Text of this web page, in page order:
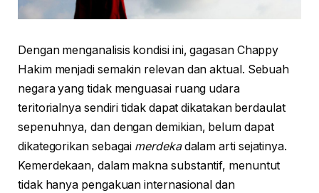
Dengan menganalisis kondisi ini, gagasan Chappy
Hakim menjadi semakin relevan dan aktual. Sebuah
negara yang tidak menguasai ruang udara
teritorialnya sendiri tidak dapat dikatakan berdaulat
sepenuhnya, dan dengan demikian, belum dapat
dikategorikan sebagai merdekadalam arti sejatinya.
Kemerdekaan, dalam makna substantif, menuntut
tidak hanya pengakuan internasional dan